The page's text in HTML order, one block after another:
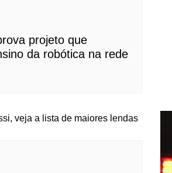
projeto que
da robótica na rede